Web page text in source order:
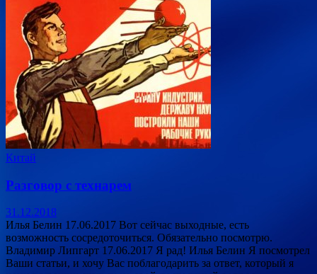
Китай
Разговор с технарем
31.12.2018
Илья Белин 17.06.2017 Вот сейчас выходные, есть
возможность сосредоточиться. Обязательно посмотрю.
Владимир Липгарт 17.06.2017 Я рад! Илья Белин Я посмотрел
Ваши статьи, и хочу Вас поблагодарить за ответ, который я